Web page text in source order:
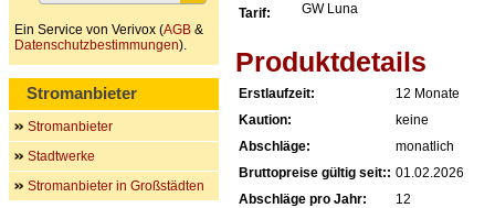
Tarif: GW Luna
Produktdetails
Erstlaufzeit:
12 Monate
Kaution:
keine
Abschläge:
monatlich
Bruttopreise gültig seit:: 01.02.2026
Abschläge pro Jahr:
12
Ein Service von Verivox (AGB &
Datenschutzbestimmungen).
Stromanbieter
Stromanbieter
Stadtwerke
Stromanbieter in Großstädten